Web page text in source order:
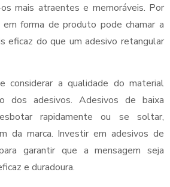
mais atraentes e memoráveis. Por
forma de produto pode chamar a
eficaz do que um adesivo retangular
considerar a qualidade do material
dos adesivos. Adesivos de baixa
rapidamente ou se soltar,
da marca. Investir em adesivos de
garantir que a mensagem seja
e duradoura.